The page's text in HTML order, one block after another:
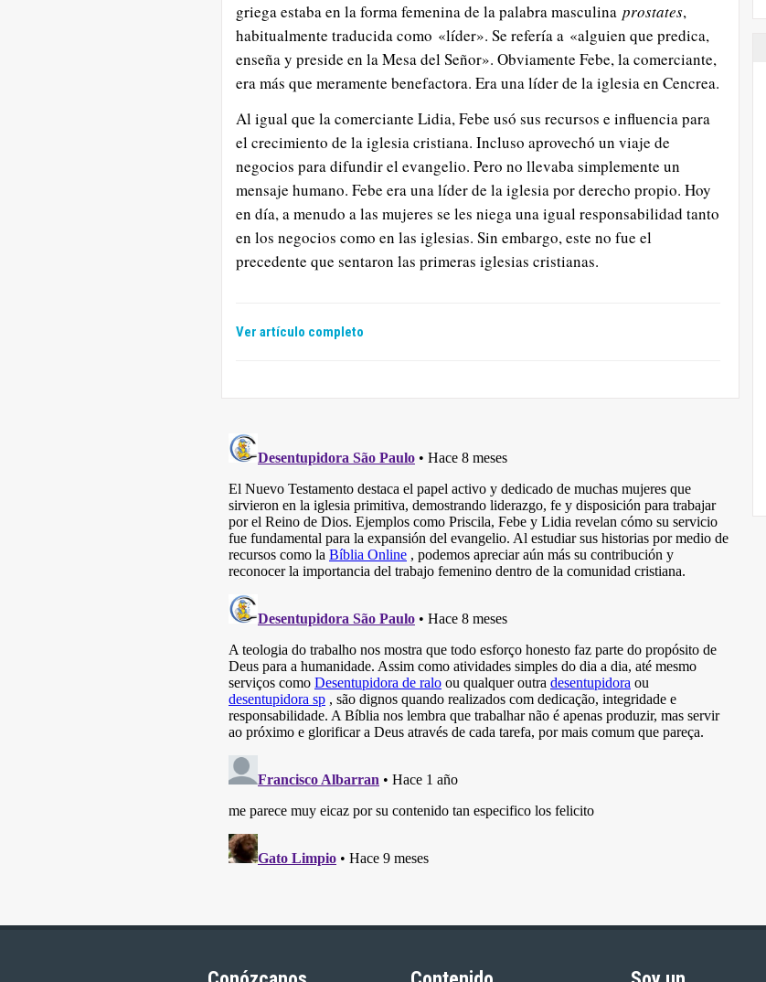
griega estaba en la forma femenina de la palabra masculina prostates,
habitualmente traducida como «líder». Se refería a «alguien que predica,
enseña y preside en la Mesa del Señor». Obviamente Febe, la comerciante,
era más que meramente benefactora. Era una líder de la iglesia en Cencrea.
Al igual que la comerciante Lidia, Febe usó sus recursos e influencia para
el crecimiento de la iglesia cristiana. Incluso aprovechó un viaje de
negocios para difundir el evangelio. Pero no llevaba simplemente un
mensaje humano. Febe era una líder de la iglesia por derecho propio. Hoy
en día, a menudo a las mujeres se les niega una igual responsabilidad tanto
en los negocios como en las iglesias. Sin embargo, este no fue el
precedente que sentaron las primeras iglesias cristianas.
Ver artículo completo